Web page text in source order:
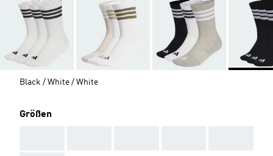
Black / White / White
Größen